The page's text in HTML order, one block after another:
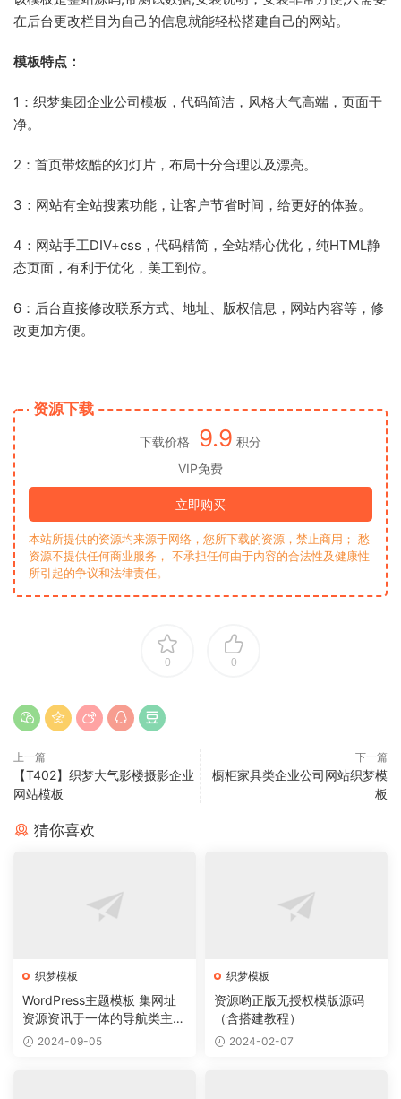
在后台更改栏目为自己的信息就能轻松搭建自己的网站。
模板特点：
1：织梦集团企业公司模板，代码简洁，风格大气高端，页面干
净。
2：首页带炫酷的幻灯片，布局十分合理以及漂亮。
3：网站有全站搜素功能，让客户节省时间，给更好的体验。
4：网站手工DIV+css，代码精简，全站精心优化，纯HTML静
态页面，有利于优化，美工到位。
6：后台直接修改联系方式、地址、版权信息，网站内容等，修
改更加方便。
资源下载
下载价格 9.9 积分
VIP免费
立即购买
本站所提供的资源均来源于网络，您所下载的资源，禁止商用； 愁
资源不提供任何商业服务， 不承担任何由于内容的合法性及健康性
所引起的争议和法律责任。
0 0
上一篇
【T402】织梦大气影楼摄影企业
网站模板
下一篇
橱柜家具类企业公司网站织梦模
板
猜你喜欢
织梦模板
WordPress主题模板 集网址
资源资讯于一体的导航类主题
导航主题垂直行业模板
2024-09-05
织梦模板
资源哟正版无授权模版源码
（含搭建教程）
2024-02-07